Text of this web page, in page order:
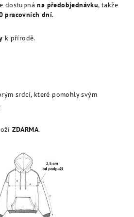
dostupnána předobjednávku, takže
pracovních dní.
k přírodě.
srdcí, které pomohly svým
ZDARMA.